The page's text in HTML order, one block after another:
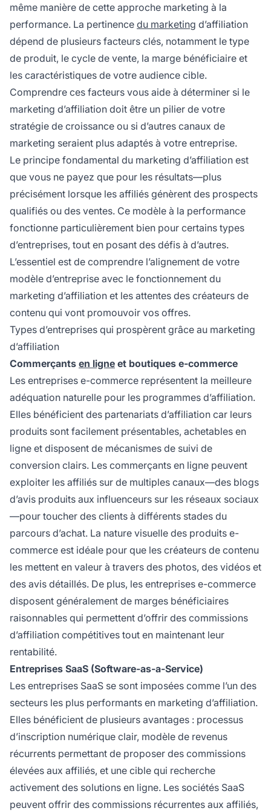
même manière de cette approche marketing à la
performance. La pertinence du marketing d’affiliation
dépend de plusieurs facteurs clés, notamment le type
de produit, le cycle de vente, la marge bénéficiaire et
les caractéristiques de votre audience cible.
Comprendre ces facteurs vous aide à déterminer si le
marketing d’affiliation doit être un pilier de votre
stratégie de croissance ou si d’autres canaux de
marketing seraient plus adaptés à votre entreprise.
Le principe fondamental du marketing d’affiliation est
que vous ne payez que pour les résultats—plus
précisément lorsque les affiliés génèrent des prospects
qualifiés ou des ventes. Ce modèle à la performance
fonctionne particulièrement bien pour certains types
d’entreprises, tout en posant des défis à d’autres.
L’essentiel est de comprendre l’alignement de votre
modèle d’entreprise avec le fonctionnement du
marketing d’affiliation et les attentes des créateurs de
contenu qui vont promouvoir vos offres.
Types d’entreprises qui prospèrent grâce au marketing
d’affiliation
Commerçants en ligne et boutiques e-commerce
Les entreprises e-commerce représentent la meilleure
adéquation naturelle pour les programmes d’affiliation.
Elles bénéficient des partenariats d’affiliation car leurs
produits sont facilement présentables, achetables en
ligne et disposent de mécanismes de suivi de
conversion clairs. Les commerçants en ligne peuvent
exploiter les affiliés sur de multiples canaux—des blogs
d’avis produits aux influenceurs sur les réseaux sociaux
—pour toucher des clients à différents stades du
parcours d’achat. La nature visuelle des produits e-
commerce est idéale pour que les créateurs de contenu
les mettent en valeur à travers des photos, des vidéos et
des avis détaillés. De plus, les entreprises e-commerce
disposent généralement de marges bénéficiaires
raisonnables qui permettent d’offrir des commissions
d’affiliation compétitives tout en maintenant leur
rentabilité.
Entreprises SaaS (Software-as-a-Service)
Les entreprises SaaS se sont imposées comme l’un des
secteurs les plus performants en marketing d’affiliation.
Elles bénéficient de plusieurs avantages : processus
d’inscription numérique clair, modèle de revenus
récurrents permettant de proposer des commissions
élevées aux affiliés, et une cible qui recherche
activement des solutions en ligne. Les sociétés SaaS
peuvent offrir des commissions récurrentes aux affiliés,